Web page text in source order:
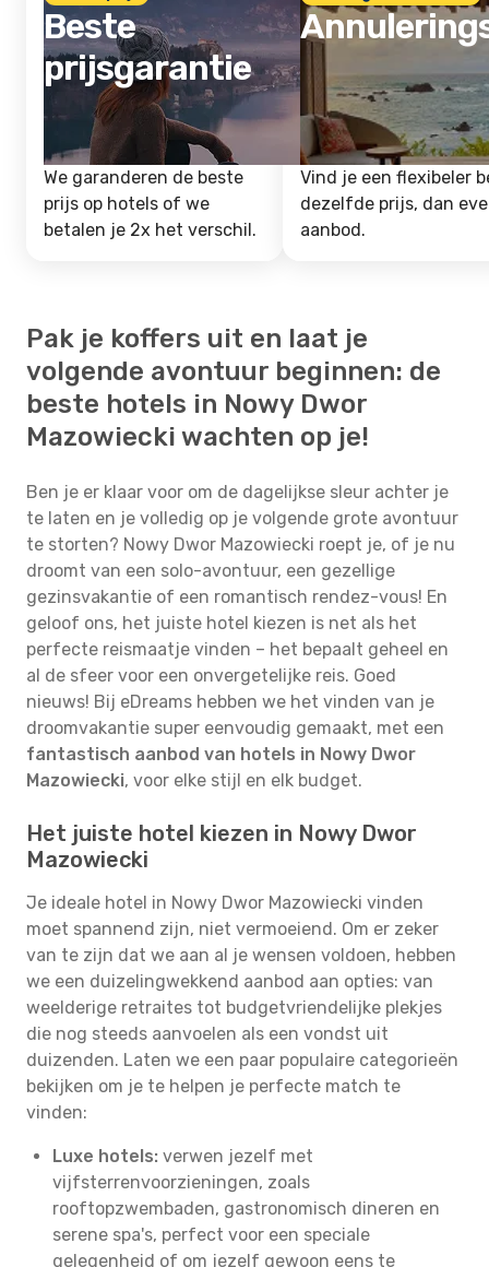
Beste
prijsgarantie
We garanderen de beste
prijs op hotels of we
betalen je 2x het verschil.
Vind je een flexibeler
dezelfde prijs, dan
aanbod.
Pak je koffers uit en laat je
volgende avontuur beginnen: de
beste hotels in Nowy Dwor
Mazowiecki wachten op je!
Ben je er klaar voor om de dagelijkse sleur achter je
te laten en je volledig op je volgende grote avontuur
te storten? Nowy Dwor Mazowiecki roept je, of je nu
droomt van een solo-avontuur, een gezellige
gezinsvakantie of een romantisch rendez-vous! En
geloof ons, het juiste hotel kiezen is net als het
perfecte reismaatje vinden – het bepaalt geheel en
al de sfeer voor een onvergetelijke reis. Goed
nieuws! Bij eDreams hebben we het vinden van je
droomvakantie super eenvoudig gemaakt, met een
fantastisch aanbod van hotels in Nowy Dwor
Mazowiecki, voor elke stijl en elk budget.
Het juiste hotel kiezen in Nowy Dwor
Mazowiecki
Je ideale hotel in Nowy Dwor Mazowiecki vinden
moet spannend zijn, niet vermoeiend. Om er zeker
van te zijn dat we aan al je wensen voldoen, hebben
we een duizelingwekkend aanbod aan opties: van
weelderige retraites tot budgetvriendelijke plekjes
die nog steeds aanvoelen als een vondst uit
duizenden. Laten we een paar populaire categorieën
bekijken om je te helpen je perfecte match te
vinden:
Luxe hotels: verwen jezelf met
vijfsterrenvoorzieningen, zoals
rooftopzwembaden, gastronomisch dineren en
serene spa's, perfect voor een speciale
gelegenheid of om jezelf gewoon eens te